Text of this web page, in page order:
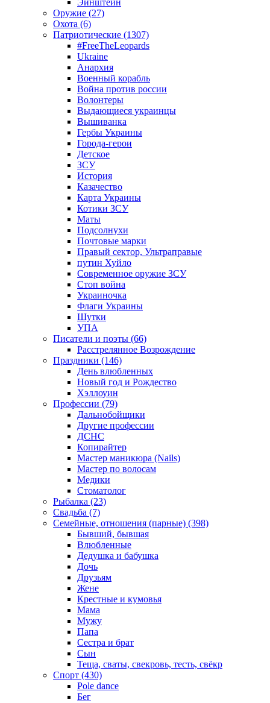
Эйнштейн
Оружие (27)
Охота (6)
Патриотические (1307)
#FreeTheLeopards
Ukraine
Анархия
Военный корабль
Война против россии
Волонтеры
Выдающиеся украинцы
Вышиванка
Гербы Украины
Города-герои
Детское
ЗСУ
История
Казачество
Карта Украины
Котики ЗСУ
Маты
Подсолнухи
Почтовые марки
Правый сектор, Ультраправые
путин Хуйло
Современное оружие ЗСУ
Стоп война
Украиночка
Флаги Украины
Шутки
УПА
Писатели и поэты (66)
Расстрелянное Возрождение
Праздники (146)
День влюбленных
Новый год и Рождество
Хэллоуин
Профессии (79)
Дальнобойщики
Другие профессии
ДСНС
Копирайтер
Мастер маникюра (Nails)
Мастер по волосам
Медики
Стоматолог
Рыбалка (23)
Свадьба (7)
Семейные, отношения (парные) (398)
Бывший, бывшая
Влюбленные
Дедушка и бабушка
Дочь
Друзьям
Жене
Крестные и кумовья
Мама
Мужу
Папа
Сестра и брат
Сын
Теща, сваты, свекровь, тесть, свёкр
Спорт (430)
Pole dance
Бег